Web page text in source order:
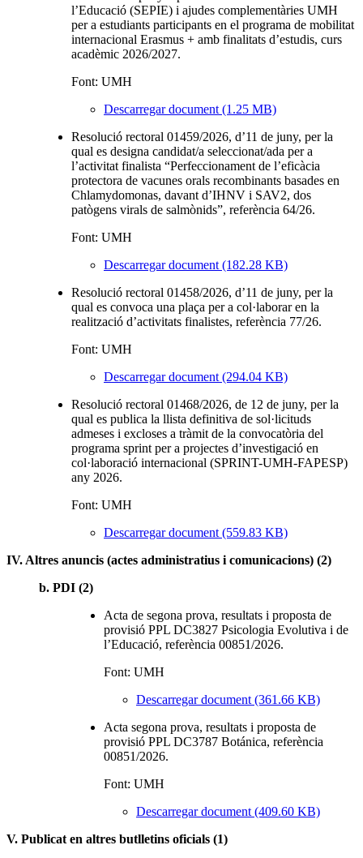
l’Educació (SEPIE) i ajudes complementàries UMH
per a estudiants participants en el programa de mobilitat
internacional Erasmus + amb finalitats d’estudis, curs
acadèmic 2026/2027.
Font: UMH
Descarregar document (1.25 MB)
Resolució rectoral 01459/2026, d’11 de juny, per la
qual es designa candidat/a seleccionat/ada per a
l’activitat finalista “Perfeccionament de l’eficàcia
protectora de vacunes orals recombinants basades en
Chlamydomonas, davant d’IHNV i SAV2, dos
patògens virals de salmònids”, referència 64/26.
Font: UMH
Descarregar document (182.28 KB)
Resolució rectoral 01458/2026, d’11 de juny, per la
qual es convoca una plaça per a col·laborar en la
realització d’activitats finalistes, referència 77/26.
Font: UMH
Descarregar document (294.04 KB)
Resolució rectoral 01468/2026, de 12 de juny, per la
qual es publica la llista definitiva de sol·licituds
admeses i excloses a tràmit de la convocatòria del
programa sprint per a projectes d’investigació en
col·laboració internacional (SPRINT-UMH-FAPESP)
any 2026.
Font: UMH
Descarregar document (559.83 KB)
IV. Altres anuncis (actes administratius i comunicacions) (2)
b. PDI (2)
Acta de segona prova, resultats i proposta de
provisió PPL DC3827 Psicologia Evolutiva i de
l’Educació, referència 00851/2026.
Font: UMH
Descarregar document (361.66 KB)
Acta segona prova, resultats i proposta de
provisió PPL DC3787 Botánica, referència
00851/2026.
Font: UMH
Descarregar document (409.60 KB)
V. Publicat en altres butlletins oficials (1)